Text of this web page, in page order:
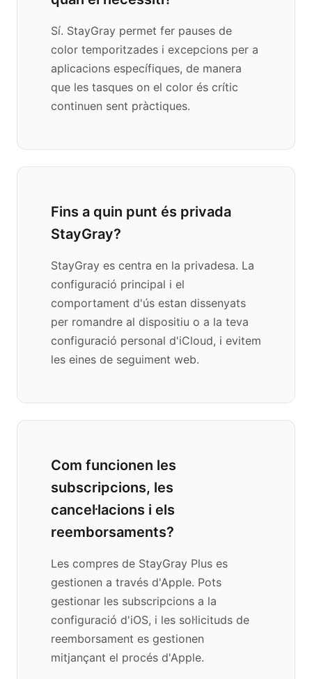
Sí. StayGray permet fer pauses de
color temporitzades i excepcions per a
aplicacions específiques, de manera
que les tasques on el color és crític
continuen sent pràctiques.
Fins a quin punt és privada
StayGray?
StayGray es centra en la privadesa. La
configuració principal i el
comportament d'ús estan dissenyats
per romandre al dispositiu o a la teva
configuració personal d'iCloud, i evitem
les eines de seguiment web.
Com funcionen les
subscripcions, les
cancel·lacions i els
reemborsaments?
Les compres de StayGray Plus es
gestionen a través d'Apple. Pots
gestionar les subscripcions a la
configuració d'iOS, i les sol·licituds de
reemborsament es gestionen
mitjançant el procés d'Apple.